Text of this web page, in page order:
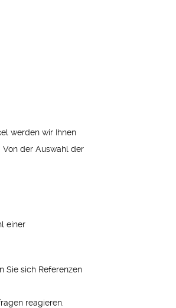
werden wir Ihnen
der Auswahl der
einer
Sie sich Referenzen
reagieren.